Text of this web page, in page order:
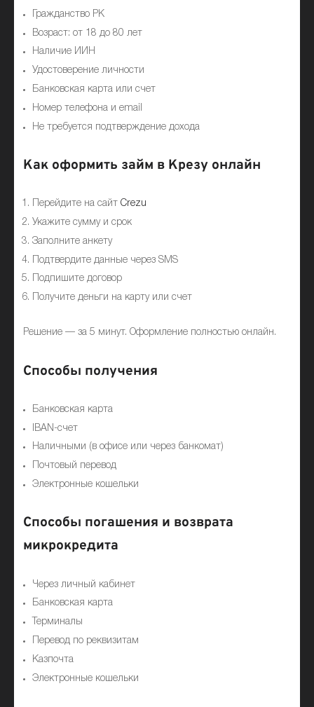
Гражданство РК
Возраст: от 18 до 80 лет
Наличие ИИН
Удостоверение личности
Банковская карта или счет
Номер телефона и email
Не требуется подтверждение дохода
Как оформить займ в Крезу онлайн
Перейдите на сайтCrezu
Укажите сумму и срок
Заполните анкету
Подтвердите данные через SMS
Подпишите договор
Получите деньги на карту или счет
Решение — за 5 минут. Оформление полностью онлайн.
Способы получения
Банковская карта
IBAN-счет
Наличными (в офисе или через банкомат)
Почтовый перевод
Электронные кошельки
Способы погашения и возврата
микрокредита
Через личный кабинет
Банковская карта
Терминалы
Перевод по реквизитам
Казпочта
Электронные кошельки